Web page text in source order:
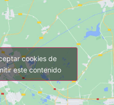
cookies de
este contenido